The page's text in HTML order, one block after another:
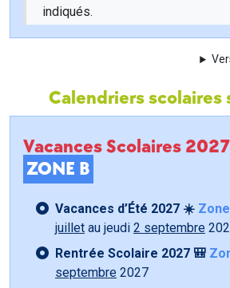
indiqués.
Calendriers scolaires
Vacances Scolaires
ZONE B
Vacances d’Été 2027 ☀️
juillet au jeudi 2 septembre
Rentrée Scolaire 2027 🎒
septembre 2027